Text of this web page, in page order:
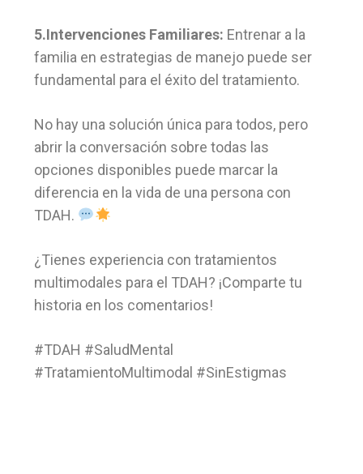
5.Intervenciones Familiares: Entrenar a la
familia en estrategias de manejo puede ser
fundamental para el éxito del tratamiento.
No hay una solución única para todos, pero
abrir la conversación sobre todas las
opciones disponibles puede marcar la
diferencia en la vida de una persona con
TDAH.
¿Tienes experiencia con tratamientos
multimodales para el TDAH? ¡Comparte tu
historia en los comentarios!
#TDAH #SaludMental
#TratamientoMultimodal #SinEstigmas